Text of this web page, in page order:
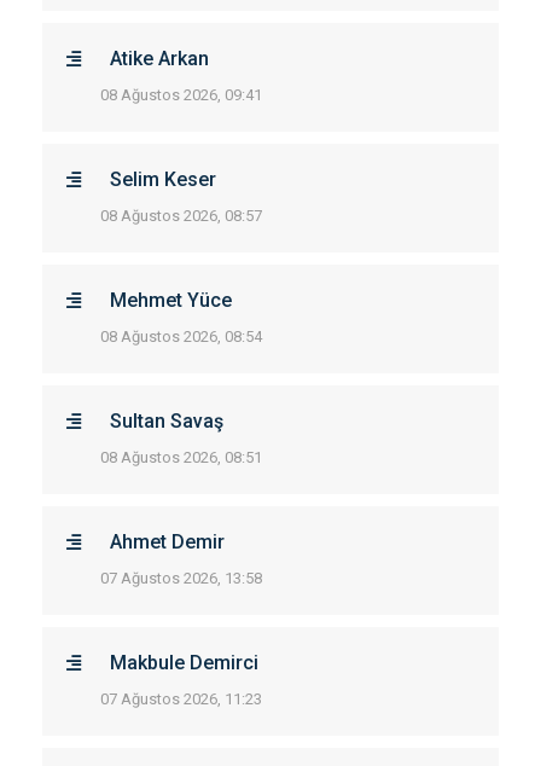
Atike Arkan
08 Ağustos 2026, 09:41
Selim Keser
08 Ağustos 2026, 08:57
Mehmet Yüce
08 Ağustos 2026, 08:54
Sultan Savaş
08 Ağustos 2026, 08:51
Ahmet Demir
07 Ağustos 2026, 13:58
Makbule Demirci
07 Ağustos 2026, 11:23